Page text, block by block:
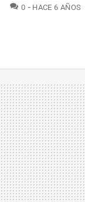
0 COMENTARIOS
HACE 6 AÑOS